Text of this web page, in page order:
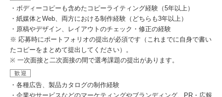
・ボディーコピーも含めたコピーライティング経験（5年以上）
・紙媒体とWeb、両方における制作経験（どちらも3年以上）
・原稿やデザイン、レイアウトのチェック・修正の経験
※ 応募時にポートフォリオの提出が必須です（これまでに自身で書い
たコピーをまとめて提出してください）。
※ 一次面接と二次面接の間で選考課題の提出があります。
歓迎
・各種広告、製品カタログの制作経験
・企業やサービスなどのマーケティングやブランディング、PR・広報